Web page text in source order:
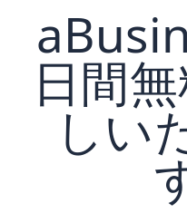
日間
しい